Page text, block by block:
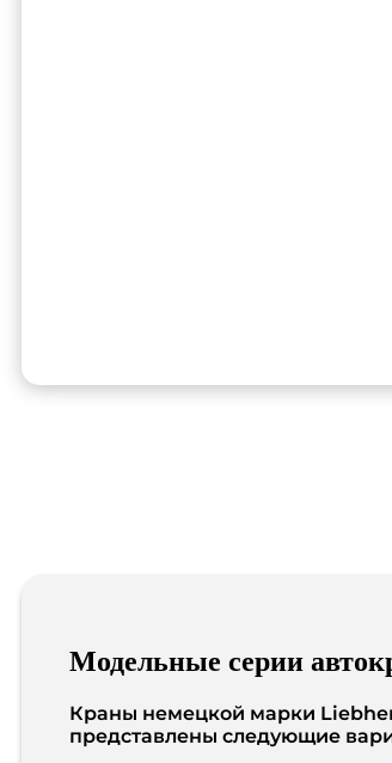
Модельные серии
Краны немецкой марки
представлены следующие